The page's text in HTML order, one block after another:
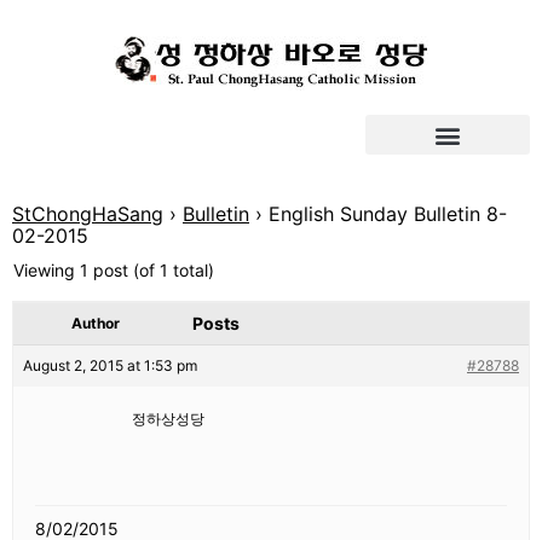
StChongHaSang › Bulletin › English Sunday Bulletin 8-
02-2015
Viewing 1 post (of 1 total)
Author Posts
August 2, 2015 at 1:53 pm #28788
정하상성당
8/02/2015